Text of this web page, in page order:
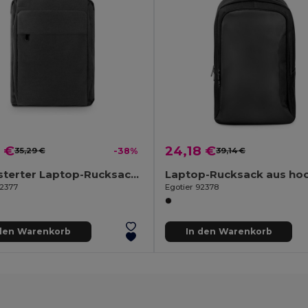
€35,29 € -38%
Gepolsterter Laptop-Rucksack aus 300D recyceltem hochdichtem Polyester und 210D recyceltem Polyesterfutter 15.6"
Warenkorb
24,18 €39,14 €
Egotier 92378
In den Warenkorb